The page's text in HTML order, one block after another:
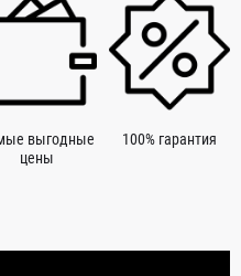
выгодные
цены
100% гарантия